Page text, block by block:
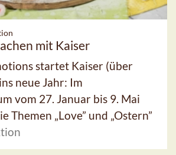
mit Kaiser
startet Kaiser (über
neue Jahr: Im
vom 27. Januar bis 9. Mai
Themen „Love” und „Ostern”